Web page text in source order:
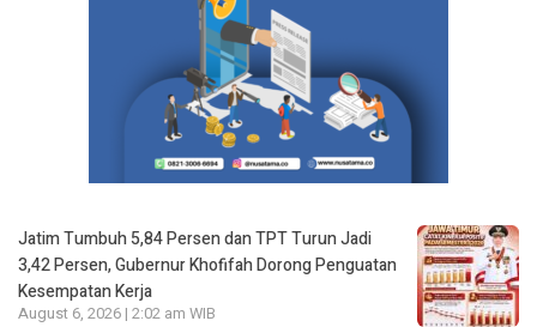
Jatim Tumbuh 5,84 Persen dan TPT Turun Jadi
3,42 Persen, Gubernur Khofifah Dorong Penguatan
Kesempatan Kerja
August 6, 2026 | 2:02 am WIB